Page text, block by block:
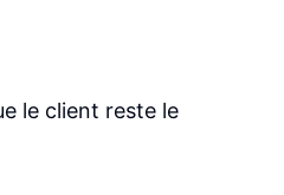
le client reste le